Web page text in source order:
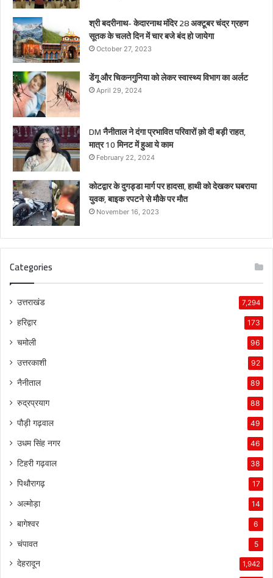
श्री बदरीनाथ- केदारनाथ मंदिर 28 अक्टूबर चंद्र ग्रहण
सूतक के चलते दिन में चार बजे बंद हो जायेगा
October 27, 2023
डेंगू और चिकनगुनिया को लेकर स्वास्थ्य विभाग का अर्लट
April 29, 2024
DM नैनीताल ने दंगा प्रभावित परिवारों क़ो दी बड़ी राहत,
मात्र 10 मिनट में हुआ ये काम
February 22, 2024
कोटद्वार के दुगड्डा मार्ग पर हादसा, हाथी को देखकर घबराया
युवक, बाइक रपटने से मौके पर मौत
November 16, 2023
Categories
उत्तराखंड 7,294
हरिद्वार 173
चमोली 96
उत्तरकाशी 92
नैनीताल 89
रुद्रप्रयाग 88
पौड़ी गढ़वाल 49
उधम सिंह नगर 46
टिहरी गढ़वाल 38
पिथौरागढ़ 17
अल्मोड़ा 14
बागेश्वर 6
चंपावत 5
देहरादून 1,942